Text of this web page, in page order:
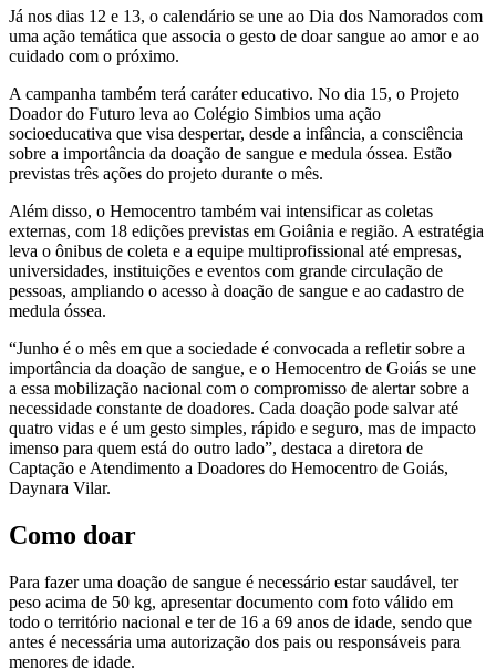
Já nos dias 12 e 13, o calendário se une ao Dia dos Namorados com
uma ação temática que associa o gesto de doar sangue ao amor e ao
cuidado com o próximo.
A campanha também terá caráter educativo. No dia 15, o Projeto
Doador do Futuro leva ao Colégio Simbios uma ação
socioeducativa que visa despertar, desde a infância, a consciência
sobre a importância da doação de sangue e medula óssea. Estão
previstas três ações do projeto durante o mês.
Além disso, o Hemocentro também vai intensificar as coletas
externas, com 18 edições previstas em Goiânia e região. A estratégia
leva o ônibus de coleta e a equipe multiprofissional até empresas,
universidades, instituições e eventos com grande circulação de
pessoas, ampliando o acesso à doação de sangue e ao cadastro de
medula óssea.
“Junho é o mês em que a sociedade é convocada a refletir sobre a
importância da doação de sangue, e o Hemocentro de Goiás se une
a essa mobilização nacional com o compromisso de alertar sobre a
necessidade constante de doadores. Cada doação pode salvar até
quatro vidas e é um gesto simples, rápido e seguro, mas de impacto
imenso para quem está do outro lado”, destaca a diretora de
Captação e Atendimento a Doadores do Hemocentro de Goiás,
Daynara Vilar.
Como doar
Para fazer uma doação de sangue é necessário estar saudável, ter
peso acima de 50 kg, apresentar documento com foto válido em
todo o território nacional e ter de 16 a 69 anos de idade, sendo que
antes é necessária uma autorização dos pais ou responsáveis para
menores de idade.